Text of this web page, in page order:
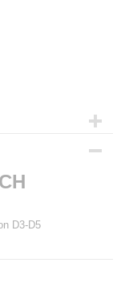
D3-D5